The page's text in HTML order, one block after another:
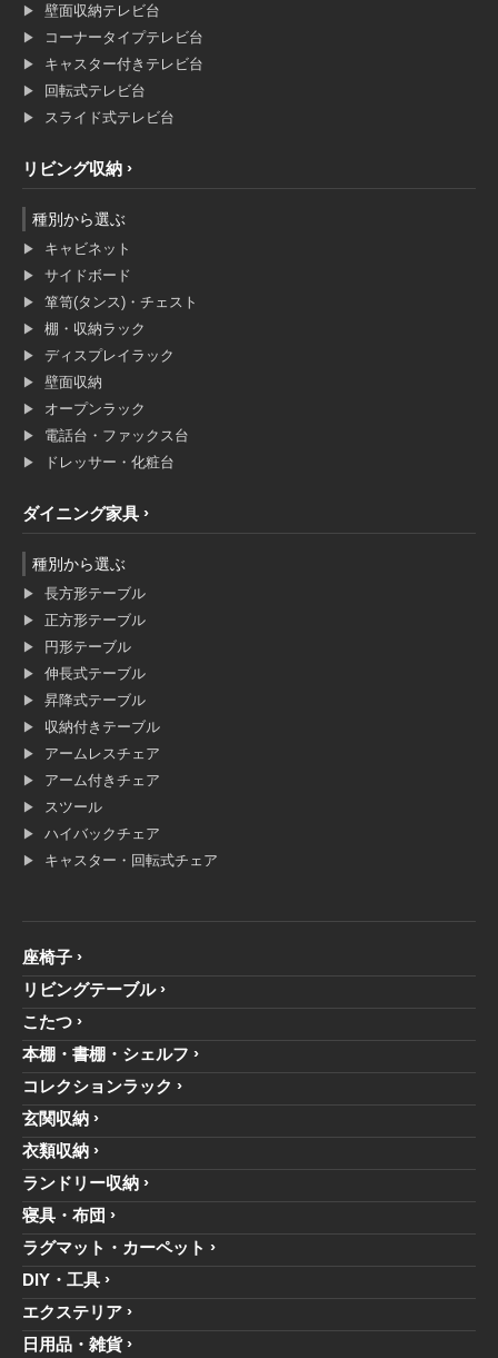
壁面収納テレビ台
コーナータイプテレビ台
キャスター付きテレビ台
回転式テレビ台
スライド式テレビ台
リビング収納
種別から選ぶ
キャビネット
サイドボード
箪笥(タンス)・チェスト
棚・収納ラック
ディスプレイラック
壁面収納
オープンラック
電話台・ファックス台
ドレッサー・化粧台
ダイニング家具
種別から選ぶ
長方形テーブル
正方形テーブル
円形テーブル
伸長式テーブル
昇降式テーブル
収納付きテーブル
アームレスチェア
アーム付きチェア
スツール
ハイバックチェア
キャスター・回転式チェア
座椅子
リビングテーブル
こたつ
本棚・書棚・シェルフ
コレクションラック
玄関収納
衣類収納
ランドリー収納
寝具・布団
ラグマット・カーペット
DIY・工具
エクステリア
日用品・雑貨